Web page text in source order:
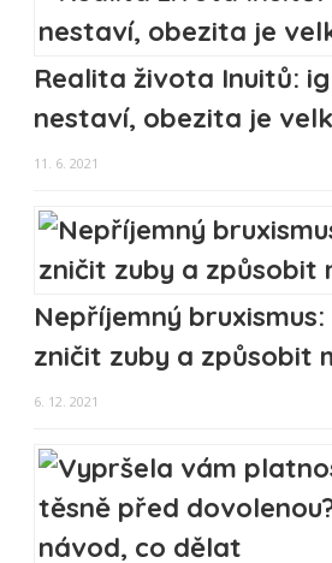
Realita života Inuitů:
nestaví, obezita je
11. 6. 2021
Nepříjemný
zničit zuby a způsobit
6. 12. 2021